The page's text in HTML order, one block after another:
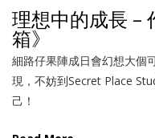
理想中的成長 –
箱》
細路仔果陣成日會幻想大個
現，不妨到Secret Place
己！